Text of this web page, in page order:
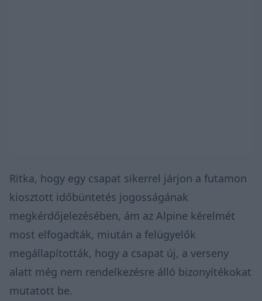
Ritka, hogy egy csapat sikerrel járjon a futamon
kiosztott időbüntetés jogosságának
megkérdőjelezésében, ám az Alpine kérelmét
most elfogadták, miután a felügyelők
megállapították, hogy a csapat új, a verseny
alatt még nem rendelkezésre álló bizonyítékokat
mutatott be.